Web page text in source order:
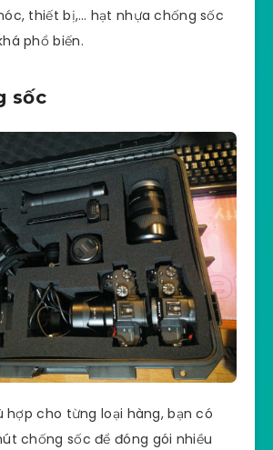
thiết bị,… hạt nhựa chống sốc
phổ biến.
sốc
hợp cho từng loại hàng, bạn có
chống sốc để đóng gói nhiều